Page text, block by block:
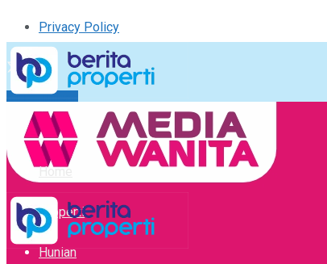
Privacy Policy
Kirim Tulisan
Tulisan Saya
Logout
Home
Properti
Hunian